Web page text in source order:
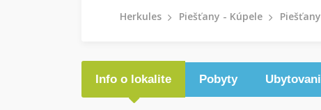
Herkules Piešťany - Kúpele
Info o lokalite Pobyty